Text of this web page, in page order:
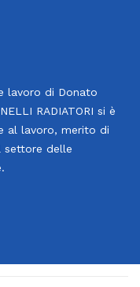
lavoro di Donato
RADIATORI si è
al lavoro, merito di
settore delle